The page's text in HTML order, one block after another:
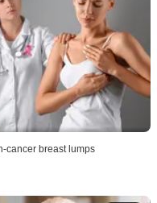
cancer breast lumps